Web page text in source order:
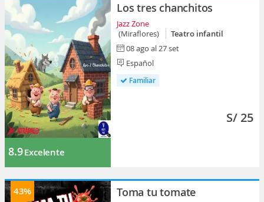
8.9Excelente
Los tres chanchitos
Jazz Zone
(Miraflores)
Teatro infantil
08 ago al 27 set
Español
Familiar
S/ 25
43% Toma tu tomate